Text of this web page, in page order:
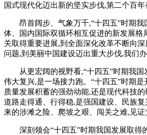
国式现代化迈出新的坚实步伐,第二个百
昂首阔步、气象万千,“十四五”时期
体、国内国际双循环相互促进的新发展
关取得重要进展,到全面深化改革不断向
问题,到美丽中国建设迈出重大步伐,我们
从更宏阔的视野看,“十四五”时期我
伟大复兴,是一场接力跑。“十四五”时期
质量发展积蓄的强劲动能,还是现代科技
道路走得通、行得稳,是强国建设、民族
来的涉滩之险、爬坡之艰、闯关之难,见
深刻领会“十四五”时期我国发展取